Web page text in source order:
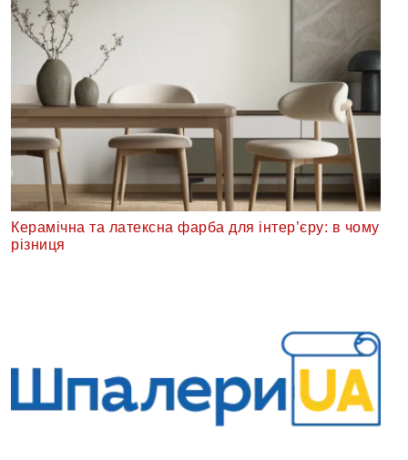
Керамічна та латексна фарба для інтер’єру: в чому
різниця